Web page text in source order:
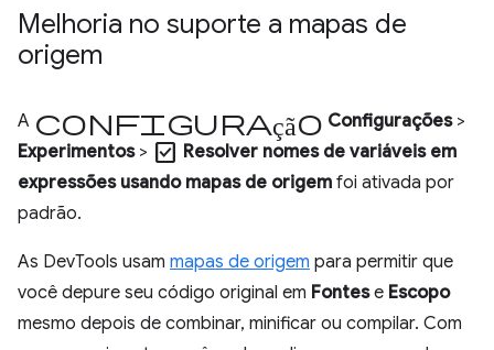
Melhoria no suporte a mapas de
origem
A configuração Configurações>
Experimentos> check_box Resolver nomes de variáveis em
expressões usando mapas de origem foi ativada por
padrão.
As DevTools usam mapas de origem para permitir que
você depure seu código original em Fontese Escopo
mesmo depois de combinar, minificar ou compilar. Com